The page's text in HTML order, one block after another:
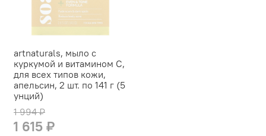
artnaturals, мыло с
куркумой и витамином C,
для всех типов кожи,
апельсин, 2 шт. по 141 г (5
унций)
1 994 ₽
1 615 ₽